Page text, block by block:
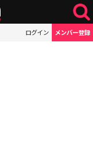
ログイン メンバー登録